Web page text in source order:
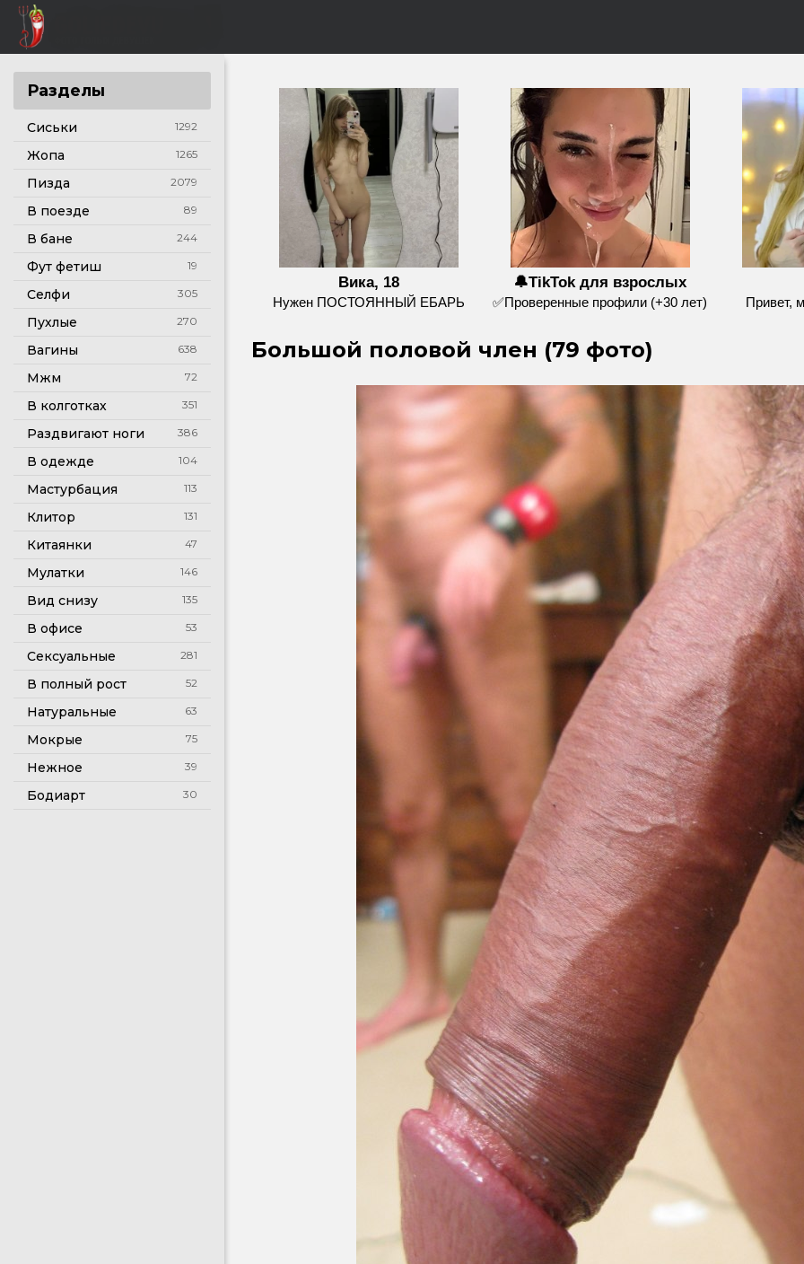
Разделы
Сиськи 1292
Жопа 1265
Пизда 2079
В поезде 89
В бане 244
Фут фетиш 19
Селфи 305
Пухлые 270
Вагины 638
Мжм 72
В колготках 351
Раздвигают ноги 386
В одежде 104
Мастурбация 113
Клитор 131
Китаянки 47
Мулатки 146
Вид снизу 135
В офисе 53
Сексуальные 281
В полный рост 52
Натуральные 63
Мокрые 75
Нежное 39
Бодиарт 30
Вика, 18
Нужен ПОСТОЯННЫЙ ЕБАРЬ
🔔TikTok для взрослых
✅Проверенные профили (+30 лет) Привет,
Большой половой член (79 фото)